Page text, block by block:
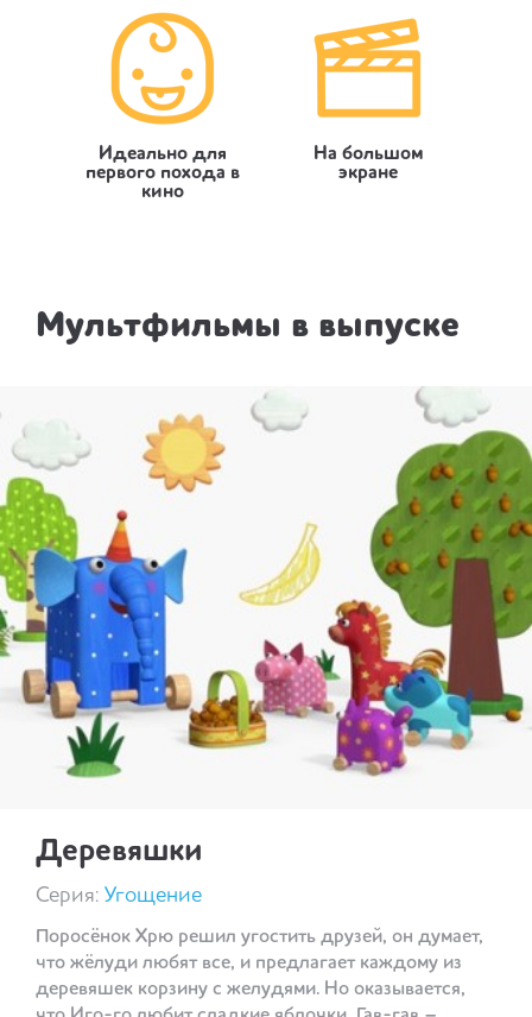
Идеально для
первого похода в
кино
На большом
экране
Мультфильмы в выпуске
Деревяшки
Серия: Угощение
Поросёнок Хрю решил угостить друзей, он думает,
что жёлуди любят все, и предлагает каждому из
деревяшек корзину с желудями. Но оказывается,